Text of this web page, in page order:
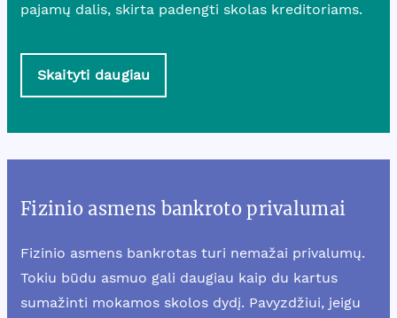
pajamų dalis, skirta padengti skolas kreditoriams.
Skaityti daugiau
Fizinio asmens bankroto privalumai
Fizinio asmens bankrotas turi nemažai privalumų.
Tokiu būdu asmuo gali daugiau kaip du kartus
sumažinti mokamos skolos dydį. Pavyzdžiui, jeigu